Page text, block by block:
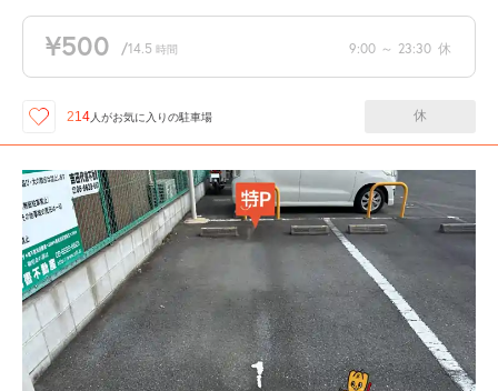
¥500 /14.5 時間 9:00 ～ 23:30 休
214 人がお気に入りの駐車場 休